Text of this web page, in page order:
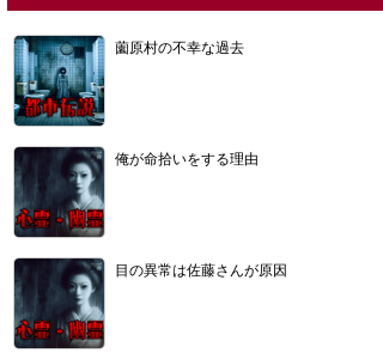
薗原村の不幸な過去
俺が命拾いをする理由
目の異常は佐藤さんが原因